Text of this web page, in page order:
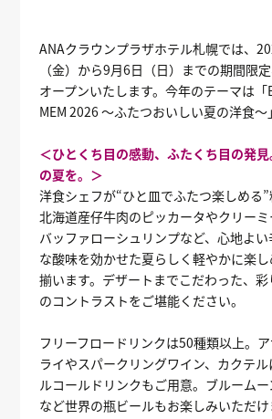
ANAクラウンプラザホテル札幌では、
（金）から9月6日（日）までの期間限
オープンいたします。今年のテーマは「
MEM 2026 ～ふたつおいしい夏の洋食～」
＜ひとくち目の感動、ふたくち目の発
の夏を。＞
洋食シェフが“ひと皿でふたつ楽しめる”
北海道産仔牛肉のピッカータやクリーミ
バッファローシュリンプなど、心地よ
な酸味を効かせた夏らしく軽やかに楽
揃います。デザートまでこだわった、
のコントラストをご堪能ください。
フリーフロードリンクは50種類以上。
ライやスパークリングワイン、カクテ
ルコールドリンクもご用意。ブルーム
など世界の瓶ビールもお楽しみいただけ